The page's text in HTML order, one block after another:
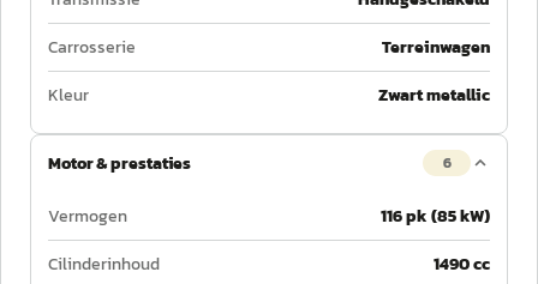
Carrosserie
Terreinwagen
Kleur
Zwart metallic
Motor & prestaties 6
Vermogen
116 pk (85 kW)
Cilinderinhoud
1490 cc